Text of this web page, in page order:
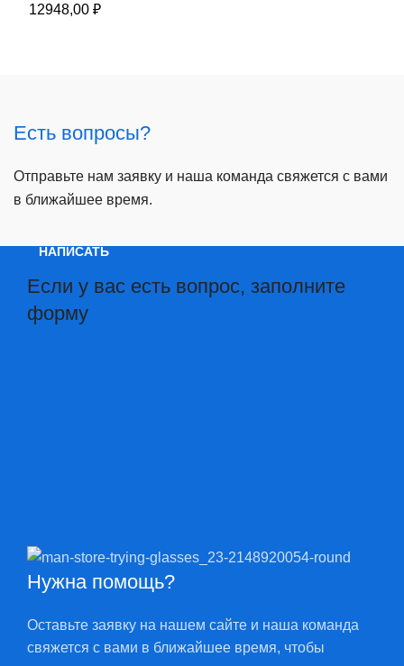
12948,00 ₽
Есть вопросы?
Отправьте нам заявку и наша команда свяжется с вами
в ближайшее время.
НАПИСАТЬ
Если у вас есть вопрос, заполните
форму
Нужна помощь?
Оставьте заявку на нашем сайте и наша команда
свяжется с вами в ближайшее время, чтобы